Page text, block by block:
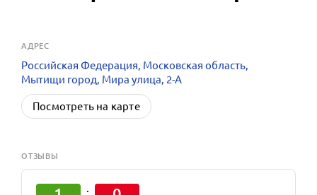
АДРЕС
Российская Федерация, Московская область,
Мытищи город, Мира улица, 2-А
Посмотреть на карте
ОТЗЫВЫ
: